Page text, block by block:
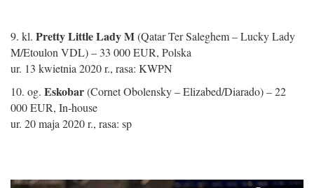
9. kl. Pretty Little Lady M(Qatar Ter Saleghem – Lucky Lady
M/Etoulon VDL) – 33 000 EUR, Polska
ur. 13 kwietnia 2020 r., rasa: KWPN
10. og. Eskobar(Cornet Obolensky – Elizabed/Diarado) – 22
000 EUR, In-house
ur. 20 maja 2020 r., rasa: sp